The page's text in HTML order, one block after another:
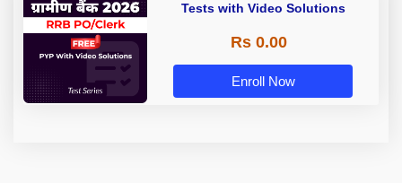
Tests with Video Solutions
Rs 0.00
Enroll Now